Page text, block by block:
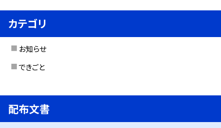
カテゴリ
お知らせ
できごと
配布文書